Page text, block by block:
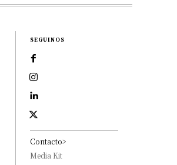
SEGUINOS
Contacto>
Media Kit